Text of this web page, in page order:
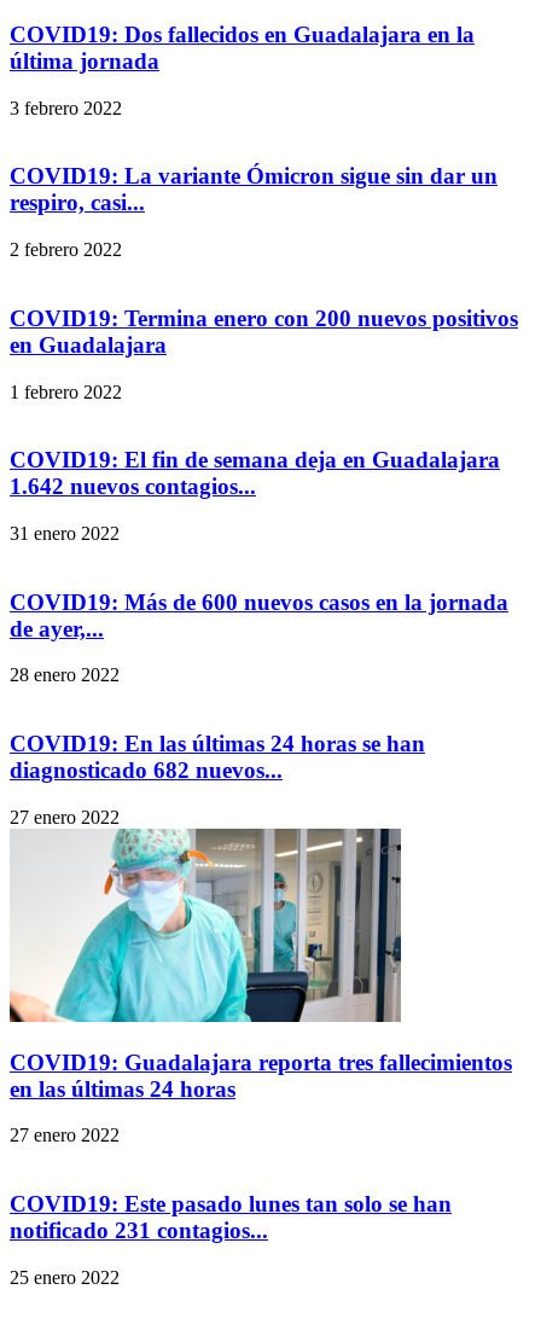
COVID19: Dos fallecidos en Guadalajara en la
última jornada
3 febrero 2022
COVID19: La variante Ómicron sigue sin dar un
respiro, casi...
2 febrero 2022
COVID19: Termina enero con 200 nuevos positivos
en Guadalajara
1 febrero 2022
COVID19: El fin de semana deja en Guadalajara
1.642 nuevos contagios...
31 enero 2022
COVID19: Más de 600 nuevos casos en la jornada
de ayer,...
28 enero 2022
COVID19: En las últimas 24 horas se han
diagnosticado 682 nuevos...
27 enero 2022
COVID19: Guadalajara reporta tres fallecimientos
en las últimas 24 horas
27 enero 2022
COVID19: Este pasado lunes tan solo se han
notificado 231 contagios...
25 enero 2022